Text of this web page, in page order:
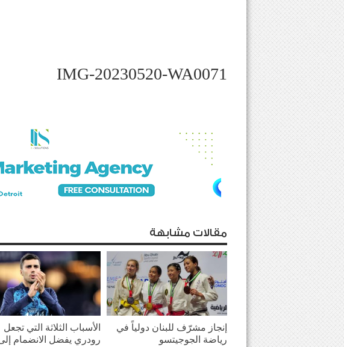
IMG-20230520-WA0071
مقالات مشابهة
إنجاز مشرّف للبنان دولياً في
رياضة الجوجيتسو
الأسباب الثلاثة التي تجعل
رودري يفضل الانضمام